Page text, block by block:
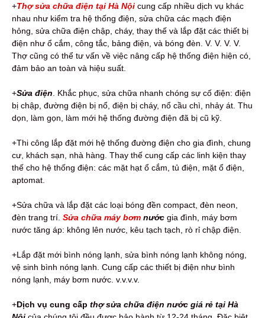
+Thợ sửa chữa điện tại Hà Nội cung cấp nhiều dịch vụ khác
nhau như kiểm tra hệ thống điện, sửa chữa các mạch điện
hỏng, sửa chữa điện chập, cháy, thay thế và lắp đặt các thiết bị
điện như ổ cắm, công tắc, bảng điện, và bóng đèn. V. V. V. V.
Thợ cũng có thể tư vấn về việc nâng cấp hệ thống điện hiện có,
đảm bảo an toàn và hiệu suất.
+Sửa điện . Khắc phục, sửa chữa nhanh chóng sự cố điện: điện
bị chập, đường điện bị nổ, điện bị cháy, nổ cầu chì, nhảy át. Thu
dọn, làm gọn, làm mới hệ thống đường điện đã bị cũ kỹ.
+Thi công lắp đặt mới hệ thống đường điện cho gia đình, chung
cư, khách sạn, nhà hàng. Thay thế cung cấp các linh kiện thay
thế cho hệ thống điện: các mặt hạt ổ cắm, tủ điện, mặt ổ điện,
aptomat.
+Sửa chữa và lắp đặt các loại bóng đền compact, đèn neon,
đèn trang trí. Sửa chữa máy bơm nước gia đình, máy bơm
nước tăng áp: không lên nước, kêu tạch tạch, rò rỉ chập điện.
+Lắp đặt mới bình nóng lạnh, sửa bình nóng lạnh không nóng,
vệ sinh bình nóng lạnh. Cung cấp các thiết bị điện như bình
nóng lạnh, máy bơm nước. v.v.v.v.
+Dịch vụ cung cấp thợ sửa chữa điện nước giá rẻ tại Hà